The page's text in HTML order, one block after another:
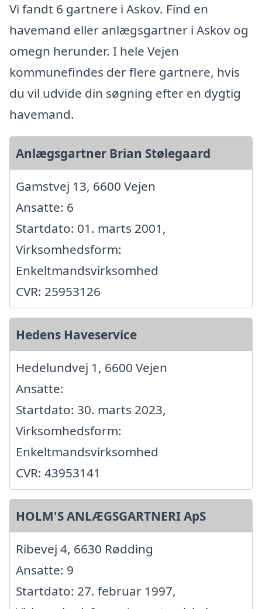
Vi fandt 6 gartnere i Askov. Find en
havemand eller anlægsgartner i Askov og
omegn herunder. I hele Vejen
kommunefindes der flere gartnere, hvis
du vil udvide din søgning efter en dygtig
havemand.
Anlægsgartner Brian Stølegaard
Gamstvej 13, 6600 Vejen
Ansatte: 6
Startdato: 01. marts 2001,
Virksomhedsform:
Enkeltmandsvirksomhed
CVR: 25953126
Hedens Haveservice
Hedelundvej 1, 6600 Vejen
Ansatte:
Startdato: 30. marts 2023,
Virksomhedsform:
Enkeltmandsvirksomhed
CVR: 43953141
HOLM'S ANLÆGSGARTNERI ApS
Ribevej 4, 6630 Rødding
Ansatte: 9
Startdato: 27. februar 1997,